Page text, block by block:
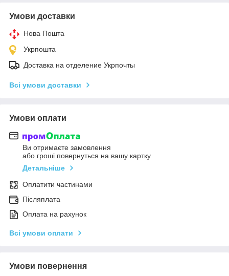
Умови доставки
Нова Пошта
Укрпошта
Доставка на отделение Укрпочты
Всі умови доставки
Умови оплати
Ви отримаєте замовлення
або гроші повернуться на вашу картку
Детальніше
Оплатити частинами
Післяплата
Оплата на рахунок
Всі умови оплати
Умови повернення